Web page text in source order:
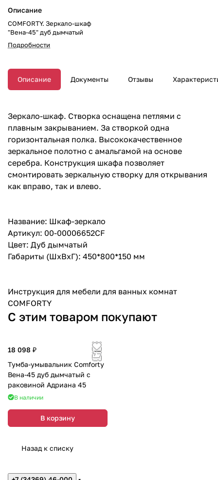
Описание
COMFORTY. Зеркало-шкаф
"Вена-45" дуб дымчатый
Подробности
Описание Документы Отзывы
Зеркало-шкаф. Створка оснащена петлями с
плавным закрыванием. За створкой одна
горизонтальная полка. Высококачественное
зеркальное полотно с амальгамой на основе
серебра. Конструкция шкафа позволяет
смонтировать зеркальную створку для открывания
как вправо, так и влево.
Название: Шкаф-зеркало
Артикул: 00-00006652CF
Цвет: Дуб дымчатый
Габариты (ШхВхГ): 450*800*150 мм
Инструкция для мебели для ванных комнат
COMFORTY
С этим товаром покупают
18 098 ₽
Тумба-умывальник Comforty
Вена-45 дуб дымчатый с
раковиной Адриана 45
В наличии
В корзину
Назад к списку